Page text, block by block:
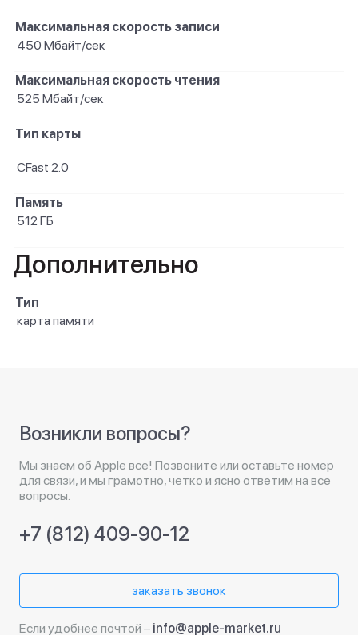
Максимальная скорость записи
450 Мбайт/сек
Максимальная скорость чтения
525 Мбайт/сек
Тип карты
CFast 2.0
Память
512 ГБ
Дополнительно
Тип
карта памяти
Возникли вопросы?
Мы знаем об Apple все! Позвоните или оставьте номер
для связи, и мы грамотно, четко и ясно ответим на все
вопросы.
+7 (812) 409-90-12
заказать звонок
Если удобнее почтой – info@apple-market.ru